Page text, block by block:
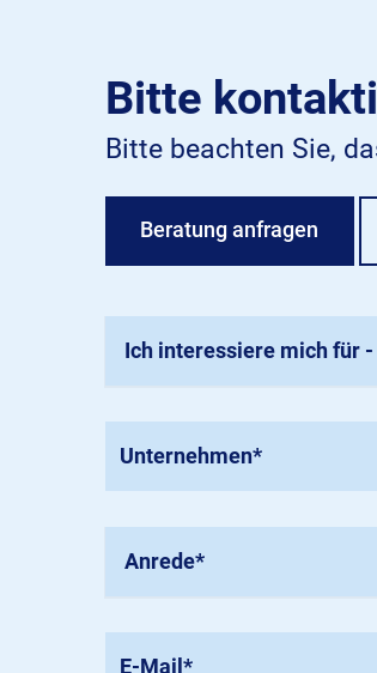
Bitte
Bitte beachten Sie,
Beratung anfragen